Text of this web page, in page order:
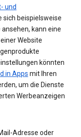
und
sich beispielsweise
kann eine
Website
könnten
in Apps mit Ihren
um die Dienste
Werbeanzeigen
Adresse oder